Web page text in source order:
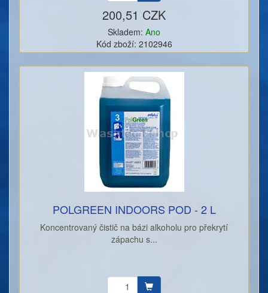
200,51 CZK
Skladem: Ano
Kód zboží: 2102946
POLGREEN INDOORS POD - 2 L
Koncentrovaný čistič na bázi alkoholu pro překrytí
zápachu s...